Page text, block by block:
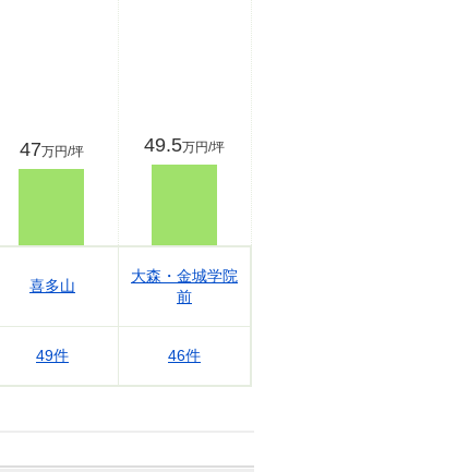
47万円/坪
喜多山
49件
49.5万円/坪
大森・金城学院
前
46件